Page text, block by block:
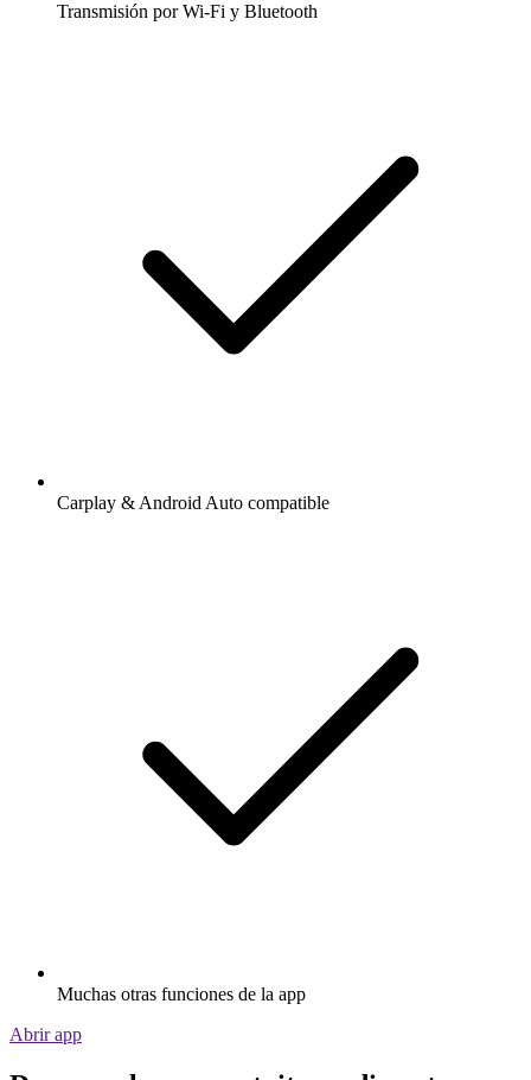
Transmisión por Wi-Fi y Bluetooth
Carplay & Android Auto compatible
Muchas otras funciones de la app
Abrir app